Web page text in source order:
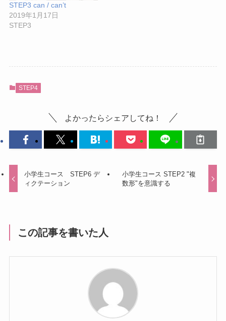
STEP3 can / can’t
2019年1月17日
STEP3
STEP4
よかったらシェアしてね！
小学生コース STEP6 デ
ィクテーション
小学生コース STEP2 "複
数形"を意識する
この記事を書いた人